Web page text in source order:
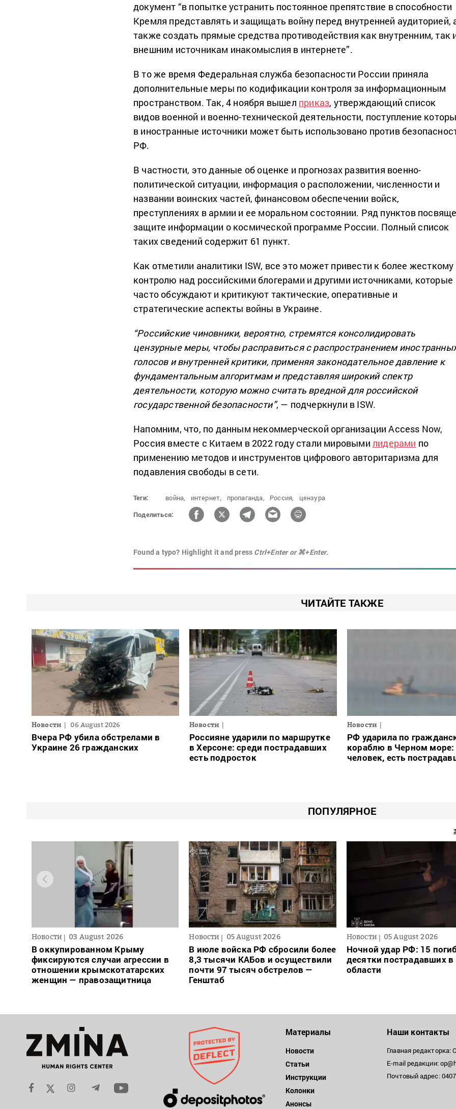
документ “в попытке устранить постоянное препятствие в способности
Кремля представлять и защищать войну перед внутренней аудиторией,
также создать прямые средства противодействия как внутренним, так
внешним источникам инакомыслия в интернете”.
В то же время Федеральная служба безопасности России приняла
дополнительные меры по кодификации контроля за информационным
пространством. Так, 4 ноября вышел приказ, утверждающий список
видов военной и военно-технической деятельности, поступление
в иностранные источники может быть использовано против
РФ.
В частности, это данные об оценке и прогнозах развития военно-
политической ситуации, информация о расположении, численности и
названии воинских частей, финансовом обеспечении войск,
преступлениях в армии и ее моральном состоянии. Ряд пунктов
защите информации о космической программе России. Полный список
таких сведений содержит 61 пункт.
Как отметили аналитики ISW, все это может привести к более жесткому
контролю над российскими блогерами и другими источниками, которые
часто обсуждают и критикуют тактические, оперативные и
стратегические аспекты войны в Украине.
“Российские чиновники, вероятно, стремятся консолидировать
цензурные меры, чтобы расправиться с распространением
голосов и внутренней критики, применяя законодательное давление к
фундаментальным алгоритмам и представляя широкий спектр
деятельности, которую можно считать вредной для российской
государственной безопасности”, — подчеркнули в ISW.
Напомним, что, по данным некоммерческой организации Access Now,
Россия вместе с Китаем в 2022 году стали мировымилидерами по
применению методов и инструментов цифрового авторитаризма для
подавления свободы в сети.
Теги: война, интернет, пропаганда, Россия,
цензура
Поделиться:
Found a typo? Highlight it and press Ctrl+Enter or ⌘+Enter.
ЧИТАЙТЕ ТАКЖЕ
Новости 06 August 2026
Вчера РФ убила обстрелами в
Украине 26 гражданских
Новости
Россияне ударили по маршрутке
в Херсоне: среди пострадавших
есть подросток
Новости
РФ ударила по
кораблю в Черном море:
человек, есть
ПОПУЛЯРНОЕ
Новости 03 August 2026
В оккупированном Крыму
фиксируются случаи агрессии в
отношении крымскотатарских
женщин — правозащитница
Новости 05 August 2026
В июле войска РФ сбросили более
8,3 тысячи КАБов и осуществили
почти 97 тысяч обстрелов —
Генштаб
Новости 05 August 2026
Ночной удар РФ: 15
десятки пострадавших в
области
Материалы
Новости
Статьи
Инструкции
Колонки
Анонсы
Наши контакты
Главная редакторка:
E-mail редакции:
Почтовый адрес: